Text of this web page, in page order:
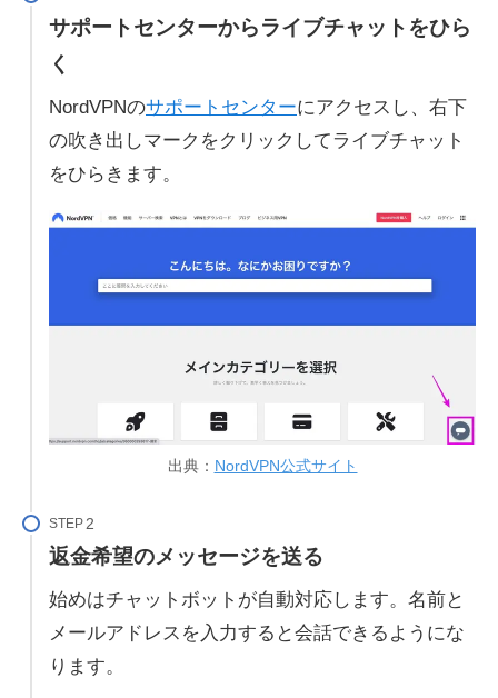
サポートセンターからライブチャットをひら
く
NordVPNのサポートセンターにアクセスし、右下
の吹き出しマークをクリックしてライブチャット
をひらきます。
出典： NordVPN公式サイト
STEP
返金希望のメッセージを送る
始めはチャットボットが自動対応します。名前と
メールアドレスを入力すると会話できるようにな
ります。